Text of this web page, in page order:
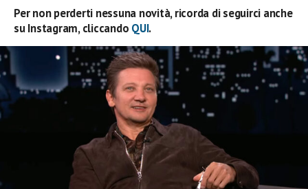
Per non perderti nessuna novità, ricorda di seguirci anche
su Instagram, cliccando QUI.